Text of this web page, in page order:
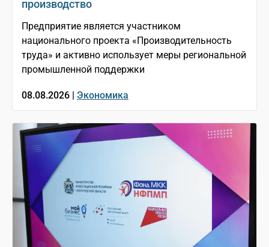
производство
Предприятие является участником
национального проекта «Производительность
труда» и активно использует меры региональной
промышленной поддержки
08.08.2026 | Экономика